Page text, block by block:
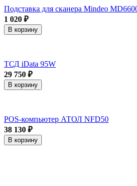
Подставка для сканера Mindeo
1 020 ₽
В корзину
ТСД iData 95W
29 750 ₽
В корзину
POS-компьютер АТОЛ NFD50
38 130 ₽
В корзину